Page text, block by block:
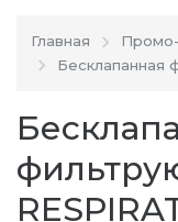
Главная
Бесклапанная